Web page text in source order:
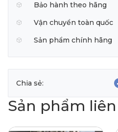
Bảo hành theo hãng
Vận chuyển toàn quốc
Sản phẩm chính hãng
Chia sẻ:
Sản phẩm